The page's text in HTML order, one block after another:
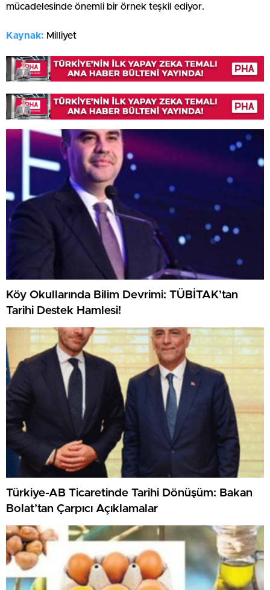
mücadelesinde önemli bir örnek teşkil ediyor.
Kaynak: Milliyet
Köy Okullarında Bilim Devrimi: TÜBİTAK’tan
Tarihi Destek Hamlesi!
Türkiye-AB Ticaretinde Tarihi Dönüşüm: Bakan
Bolat’tan Çarpıcı Açıklamalar